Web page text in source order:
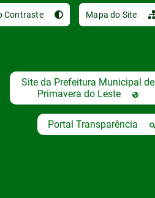
Contraste Mapa do Site
Site da Prefeitura Municipal de
Primavera do Leste
Portal Transparência